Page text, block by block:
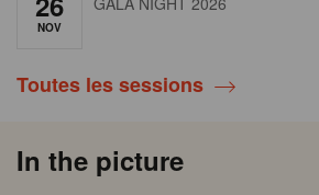
NOV
Toutes les sessions
In the picture